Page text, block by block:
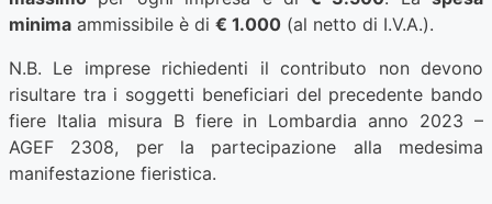
minima ammissibile è di € 1.000 (al netto di I.V.A.).
N.B. Le imprese richiedenti il contributo non devono
risultare tra i soggetti beneficiari del precedente bando
fiere Italia misura B fiere in Lombardia anno 2023 –
AGEF 2308, per la partecipazione alla medesima
manifestazione fieristica.